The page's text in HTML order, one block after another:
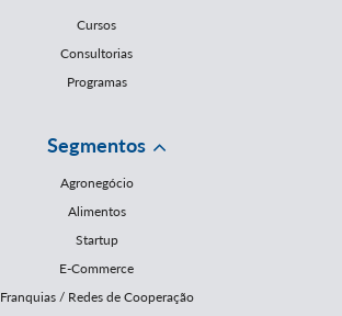
Cursos
Consultorias
Programas
Segmentos
Agronegócio
Alimentos
Startup
E-Commerce
Franquias / Redes de Cooperação